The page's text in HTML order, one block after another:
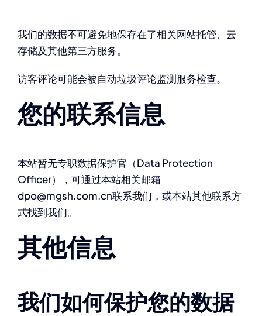
我们的数据不可避免地保存在了相关网站托管、云
存储及其他第三方服务。
访客评论可能会被自动垃圾评论监测服务检查。
您的联系信息
本站暂无专职数据保护官（Data Protection
Officer），可通过本站相关邮箱
dpo@mgsh.com.cn联系我们，或本站其他联系方
式找到我们。
其他信息
我们如何保护您的数据